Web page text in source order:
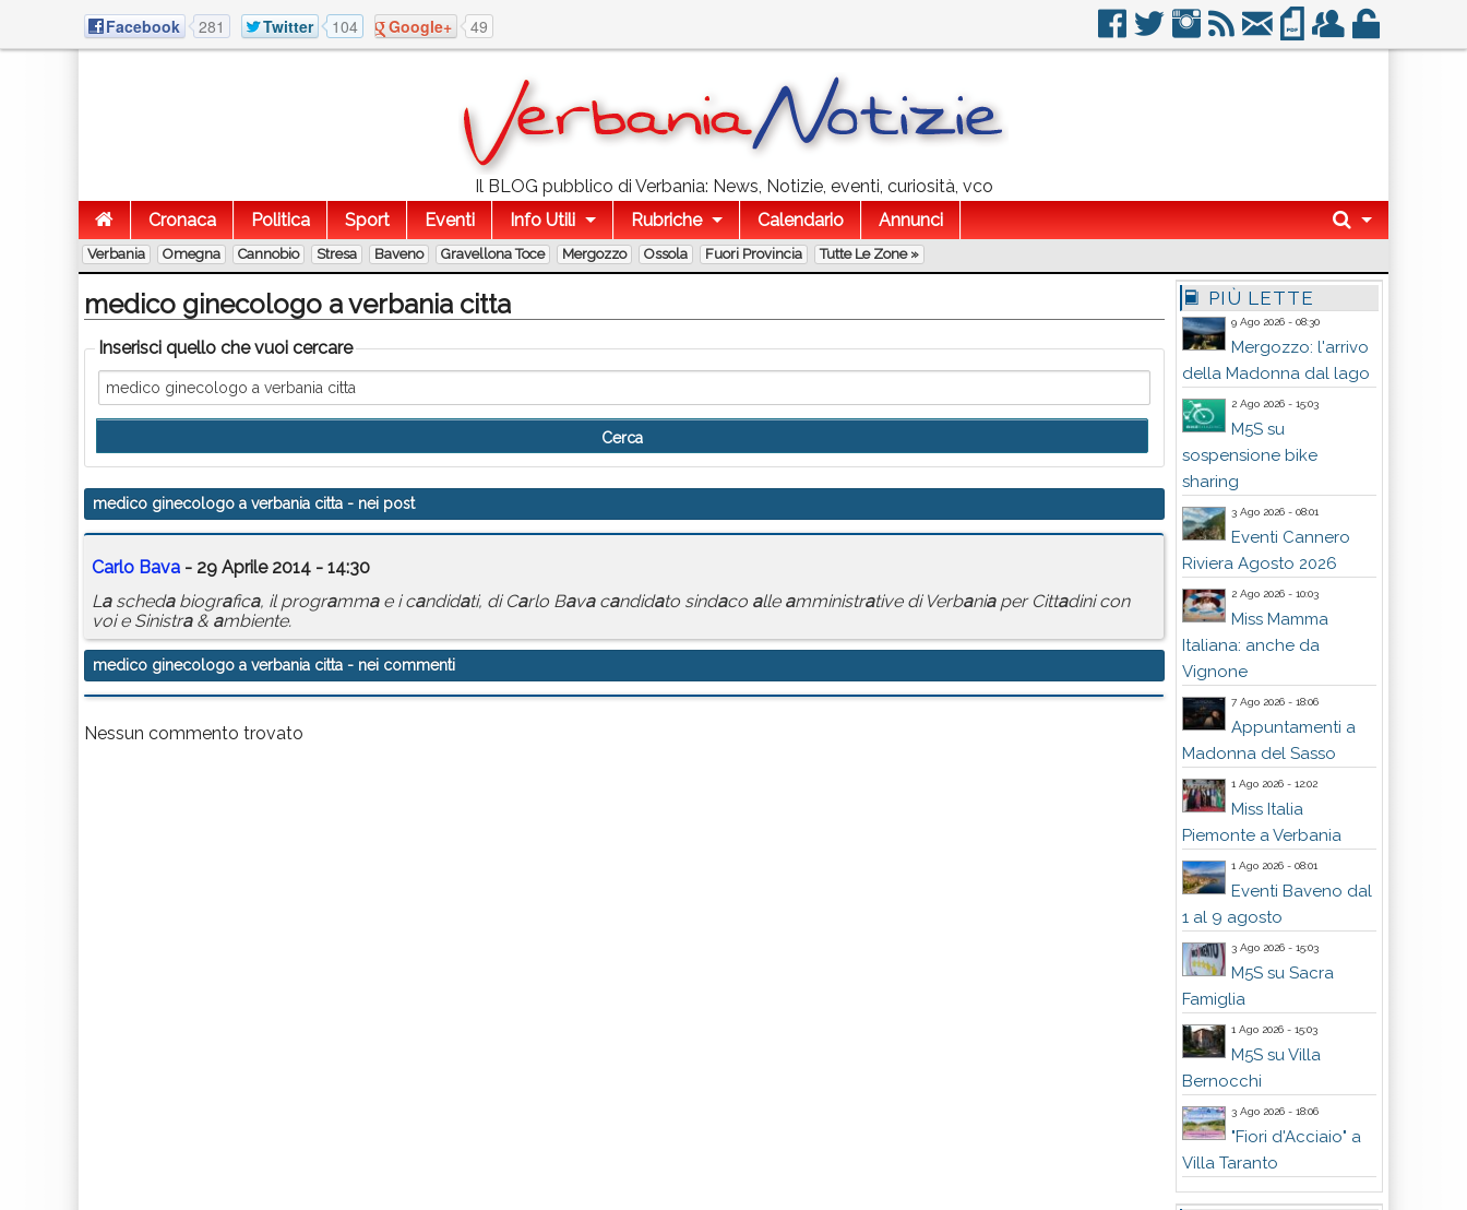
Facebook 281 Twitter 104 Google+ 49
Il BLOG pubblico di Verbania: News, Notizie, eventi, curiosità, vco
Cronaca
Politica Sport Eventi Info Utili Rubriche Calendario Annunci
Verbania Omegna Cannobio Stresa Baveno Gravellona Toce Mergozzo Ossola Fuori Provincia Tutte Le Zone »
medico ginecologo a verbania citta
Inserisci quello che vuoi cercare
medico ginecologo a verbania citta - nei post
Carlo Bava - 29 Aprile 2014 - 14:30
Laschedabiografica, il programmae i candidati, di Carlo Bavacandidato sindaco alle amministrative di Verbaniaper Cittadini con
voi e Sinistra& ambiente.
medico ginecologo a verbania citta - nei commenti
Nessun commento trovato
PIÙ LETTE
9 Ago 2026 - 08:30
Mergozzo: l'arrivo
della Madonna dal lago
2 Ago 2026 - 15:03
M5S su
sospensione bike
sharing
3 Ago 2026 - 08:01
Eventi Cannero
Riviera Agosto 2026
2 Ago 2026 - 10:03
Miss Mamma
Italiana: anche da
Vignone
7 Ago 2026 - 18:06
Appuntamenti a
Madonna del Sasso
1 Ago 2026 - 12:02
Miss Italia
Piemonte a Verbania
1 Ago 2026 - 08:01
Eventi Baveno dal
1 al 9 agosto
3 Ago 2026 - 15:03
M5S su Sacra
Famiglia
1 Ago 2026 - 15:03
M5S su Villa
Bernocchi
3 Ago 2026 - 18:06
"Fiori d'Acciaio" a
Villa Taranto